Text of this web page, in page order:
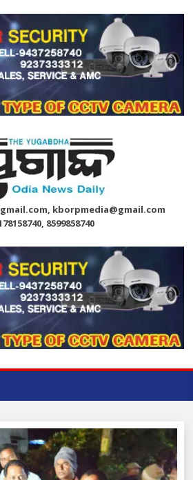
kborpmedia@gmail.com
8599858740